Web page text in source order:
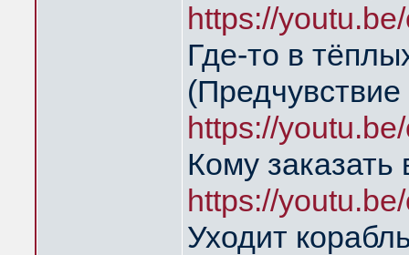
https://
Где-то в
https://
Кому заказать
https://
Уходит